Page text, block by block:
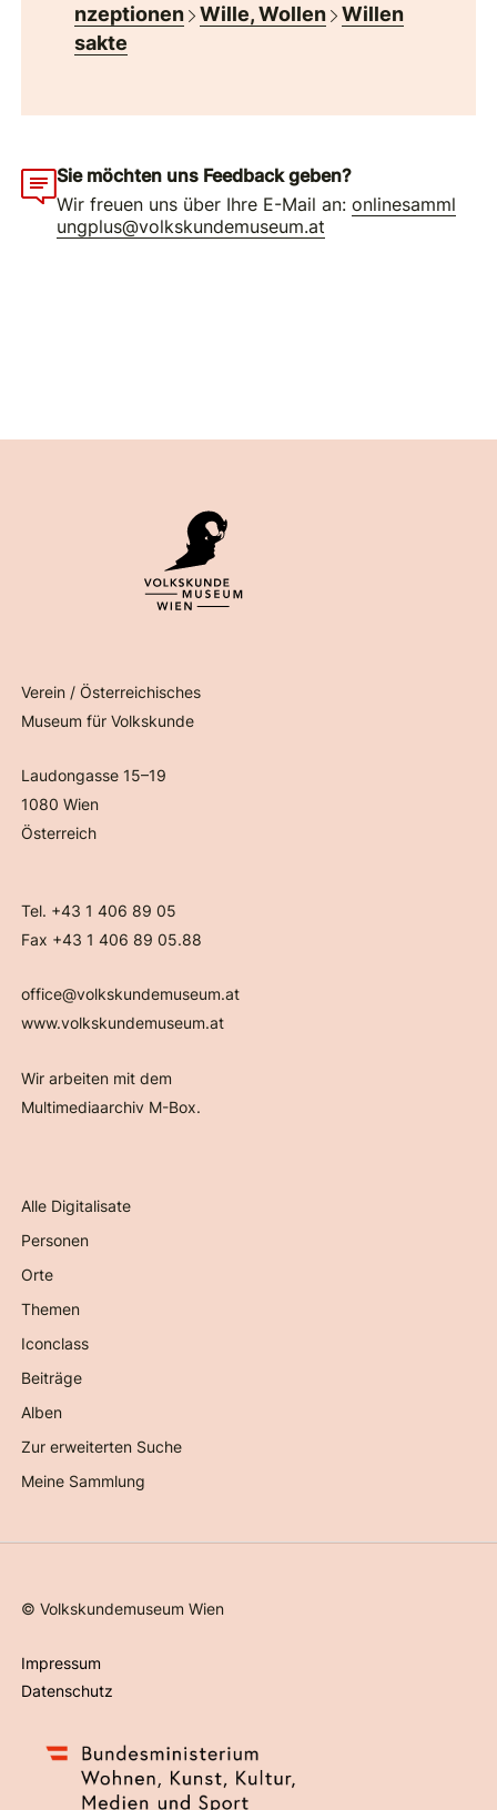
nzeptionen
Wille, Wollen
Willen
sakte
Sie möchten uns Feedback geben?
Wir freuen uns über Ihre E-Mail an:onlinesamml
ungplus@volkskundemuseum.at
Verein / Österreichisches
Museum für Volkskunde
Laudongasse 15–19
1080 Wien
Österreich
Tel. +43 1 406 89 05
Fax +43 1 406 89 05.88
office@volkskundemuseum.at
www.volkskundemuseum.at
Wir arbeiten mit dem
Multimediaarchiv M-Box.
Alle Digitalisate
Personen
Orte
Themen
Iconclass
Beiträge
Alben
Zur erweiterten Suche
Meine Sammlung
©Volkskundemuseum Wien
Impressum
Datenschutz